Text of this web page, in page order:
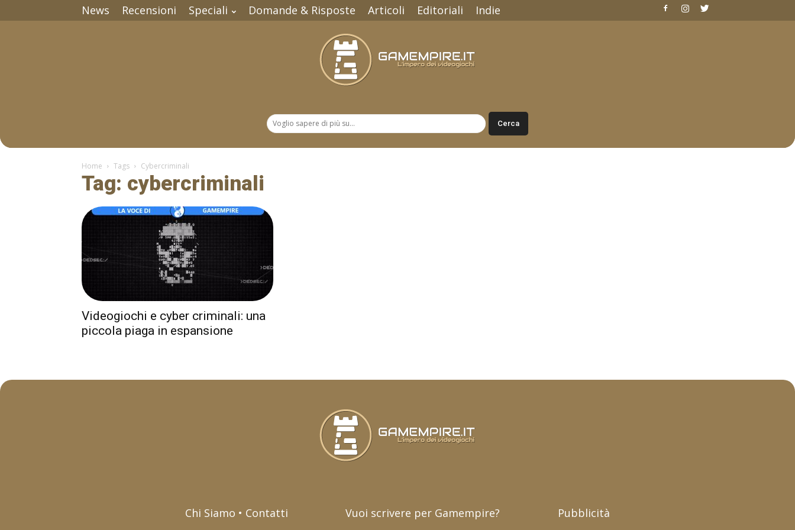
News Recensioni Speciali Domande & Risposte Articoli Editoriali Indie
Home Tags Cybercriminali
Tag: cybercriminali
Videogiochi e cyber criminali: una
piccola piaga in espansione
Chi Siamo • Contatti Vuoi scrivere per Gamempire? Pubblicità